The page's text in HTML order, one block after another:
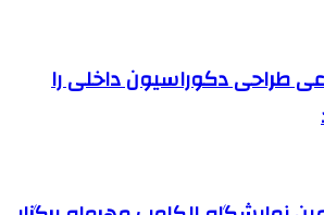
دکوراسیون داخلی را